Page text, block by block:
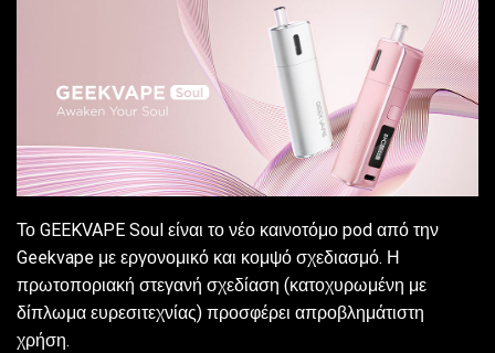
Το GEEKVAPE Soul είναι το νέο καινοτόμο pod από την
Geekvape με εργονομικό και κομψό σχεδιασμό. Η
πρωτοποριακή στεγανή σχεδίαση (κατοχυρωμένη με
δίπλωμα ευρεσιτεχνίας) προσφέρει απροβλημάτιστη
χρήση.